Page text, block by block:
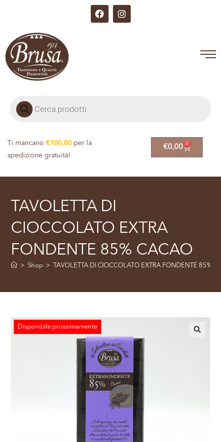
Ti mancano €100,00 per la
spedizione gratuita!
€0,00 0
TAVOLETTA DI
CIOCCOLATO EXTRA
FONDENTE 85% CACAO
> Shop > TAVOLETTA DI CIOCCOLATO EXTRA FONDENTE 85%
Disponibile prossimamente